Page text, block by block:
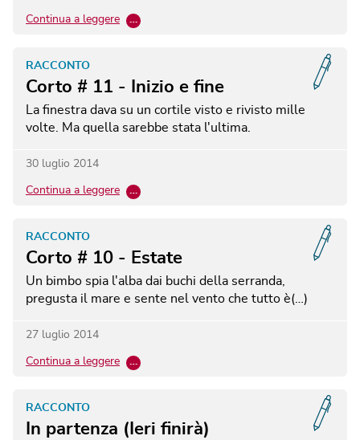
Continua a leggere …
Corto # 11 - Inizio e fine
RACCONTO
​La finestra dava su un cortile visto e rivisto mille
volte. Ma quella sarebbe stata l'ultima.
30 luglio 2014
Continua a leggere …
Corto # 10 - Estate
RACCONTO
Un bimbo spia l'alba dai buchi della serranda,
pregusta il mare e sente nel vento che tutto è(…)
27 luglio 2014
Continua a leggere …
In partenza (Ieri finirà)
RACCONTO